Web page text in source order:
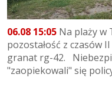
06.08 15:05 Na plaży w
pozostałość z czasów
granat rg-42.
"zaopiekowali" się